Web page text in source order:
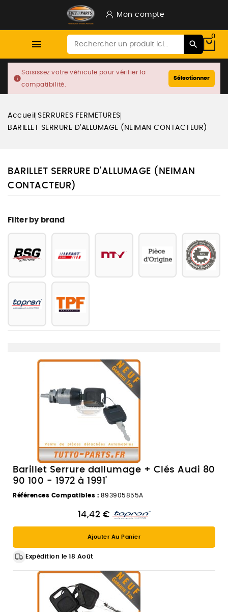
Mon compte

0
info
Saisissez votre véhicule pour vérifier la
compatibilité.
Sélectionner
Accueil SERRURES FERMETURES
BARILLET SERRURE D'ALLUMAGE (NEIMAN CONTACTEUR)
BARILLET SERRURE D'ALLUMAGE (NEIMAN
CONTACTEUR)
Filter by brand
Barillet Serrure dallumage + Clés Audi 80
90 100 - 1972 à 1991'
Références Compatibles : 893905855A
14,42 €
Ajouter Au Panier
Expédition le 18 Août